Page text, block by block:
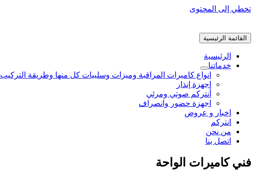
تخطي إلى المحتوى
القائمة الرئيسية
الرئيسية
خدماتنا
انواع كاميرات المراقبة وميزات وسلبيات كل منها وطريقة التركيب
اجهزة إنذار
أنتركم صوتي ومرئي
اجهزة حضور وانصراف
اخبار و عروض
انتركم
من نحن
اتصل بنا
فني كاميرات الواحة